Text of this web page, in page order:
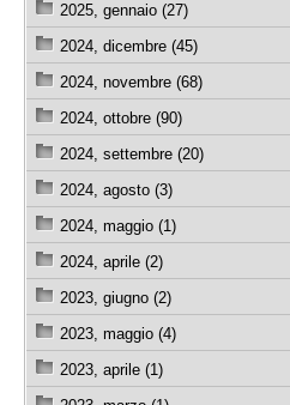
2025, gennaio (27)
2024, dicembre (45)
2024, novembre (68)
2024, ottobre (90)
2024, settembre (20)
2024, agosto (3)
2024, maggio (1)
2024, aprile (2)
2023, giugno (2)
2023, maggio (4)
2023, aprile (1)